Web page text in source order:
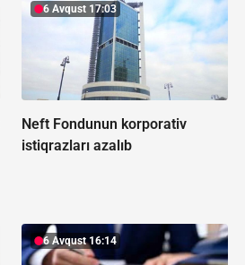
6 Avqust 17:03
Neft Fondunun korporativ
istiqrazları azalıb
6 Avqust 16:14